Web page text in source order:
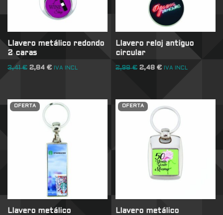
Llavero metálico redondo
2 caras
3,41€ 2,84 € IVA INCL
Llavero reloj antiguo
circular
2,98€ 2,48€ IVA INCL
OFERTA
Llavero metálico
OFERTA
Llavero metálico